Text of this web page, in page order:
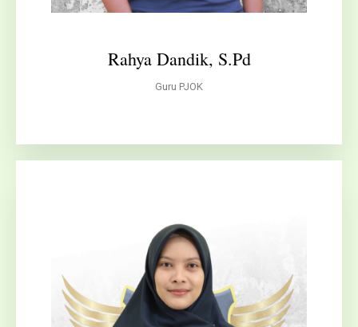
Rahya Dandik, S.Pd
Guru PJOK